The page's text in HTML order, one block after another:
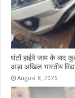
घंटों हाईवे जाम के बाद
अड़ा अखिल भारतीय
August 8, 2026